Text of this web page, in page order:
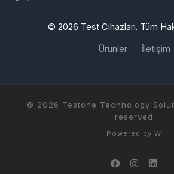
© 2026 Test Cihazları. Tüm
Ürünler İletişim
© 2026 Testone Technology
reserved
Powered by W